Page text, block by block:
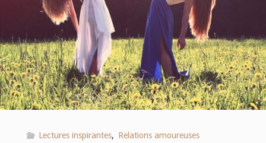
du
divorce"
Lectures inspirantes, Relations amoureuses